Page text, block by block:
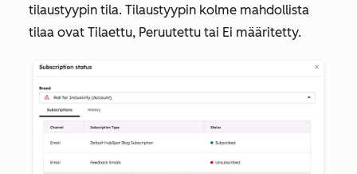
tilaustyypin tila. Tilaustyypin kolme mahdollista
tilaa ovat Tilaettu, Peruutettu tai Ei määritetty.